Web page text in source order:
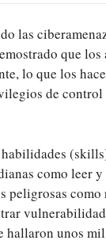
las
que
lo que los
de
como leer
como
hallaron unos